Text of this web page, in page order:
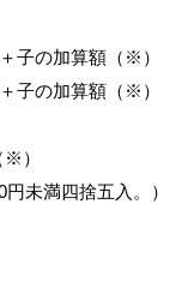
子の加算額（※）
子の加算額（※）
）
未満四捨五入。）